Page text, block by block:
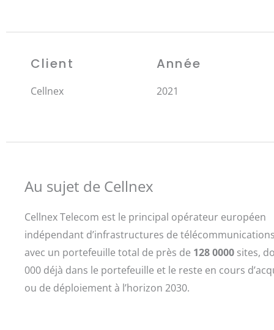
Client
Cellnex
Année
2021
Au sujet de Cellnex
Cellnex Telecom est le principal opérateur européen
indépendant d’infrastructures de
avec un portefeuille total de près de 128 0000 sites,
000 déjà dans le portefeuille et le reste en cours
ou de déploiement à l’horizon 2030.